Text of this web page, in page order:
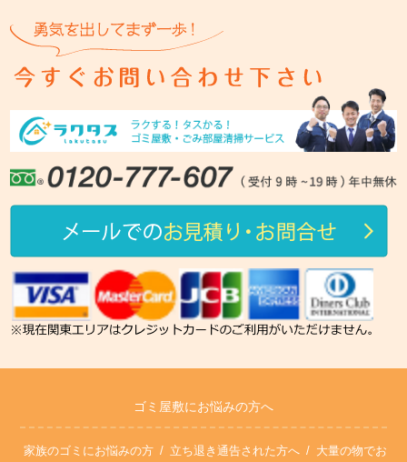
ゴミ屋敷にお悩みの方へ
家族のゴミにお悩みの方 立ち退き通告された方へ
大量の物でお